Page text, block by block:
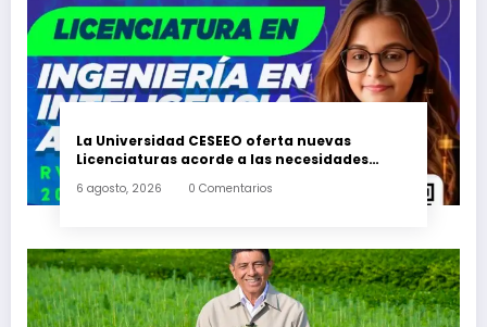
La Universidad CESEEO oferta nuevas
Licenciaturas acorde a las necesidades
nivel medio superior
6 agosto, 2026 0 Comentarios